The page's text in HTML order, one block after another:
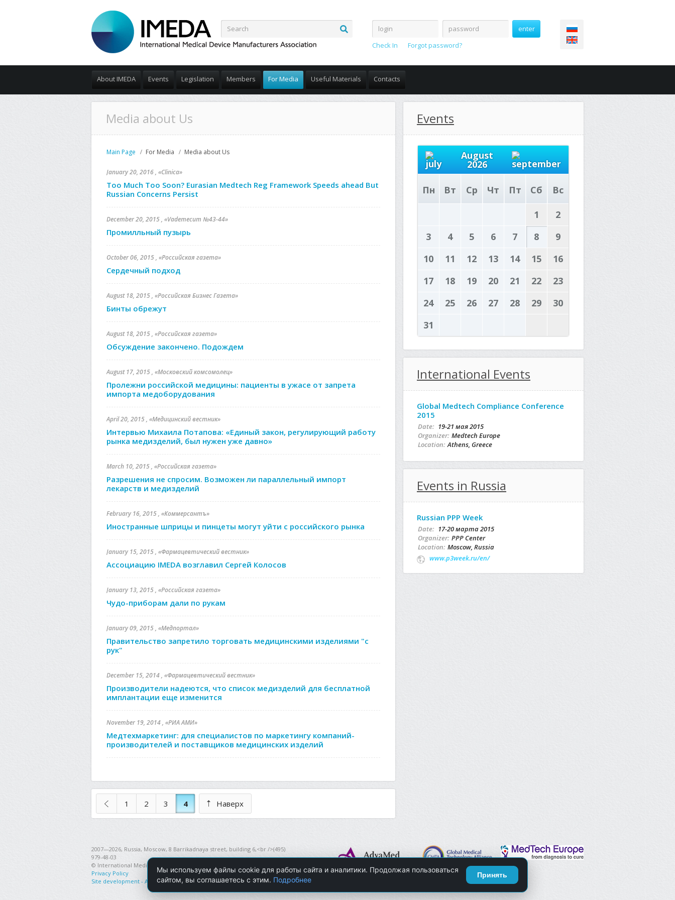
Check In Forgot password?
About IMEDA Events Legislation Members For Media Useful Materials Contacts
Media about Us
Main Page For Media Media about Us
January 20, 2016 , «Clinica»
Too Much Too Soon? Eurasian Medtech Reg Framework Speeds ahead But
Russian Concerns Persist
December 20, 2015 , «Vademecum №43-44»
Промилльный пузырь
October 06, 2015 , «Российская газета»
Сердечный подход
August 18, 2015 , «Российская Бизнес Газета»
Бинты обрежут
August 18, 2015 , «Российская газета»
Обсуждение закончено. Подождем
August 17, 2015 , «Московский комсомолец»
Пролежни российской медицины: пациенты в ужасе от запрета
импорта медоборудования
April 20, 2015 , «Медицинский вестник»
Интервью Михаила Потапова: «Единый закон, регулирующий работу
рынка медизделий, был нужен уже давно»
March 10, 2015 , «Российская газета»
Разрешения не спросим. Возможен ли параллельный импорт
лекарств и медизделий
February 16, 2015 , «Коммерсантъ»
Иностранные шприцы и пинцеты могут уйти с российского рынка
January 15, 2015 , «Фармацевтический вестник»
Ассоциацию IMEDA возглавил Сергей Колосов
January 13, 2015 , «Российская газета»
Чудо-приборам дали по рукам
January 09, 2015 , «Медпортал»
Правительство запретило торговать медицинскими изделиями "с
рук"
December 15, 2014 , «Фармацевтический вестник»
Производители надеются, что список медизделий для бесплатной
имплантации еще изменится
November 19, 2014 , «РИА АМИ»
Медтехмаркетинг: для специалистов по маркетингу компаний-
производителей и поставщиков медицинских изделий
1 2 3 4 Наверх
Events
August
2026
Пн Вт Ср Чт Пт Сб Вс
1
2
3
4 5 6 7 8
9
10
11 12 13 14 15
16
17
18 19 20 21 22
23
24
25 26 27 28 29
30
31
International Events
Global Medtech Compliance Conference
2015
Date: 19-21 мая 2015
Organizer: Medtech Europe
Location: Athens, Greece
Events in Russia
Russian PPP Week
Date: 17-20 марта 2015
Organizer: PPP Center
Location: Moscow, Russia
www.p3week.ru/en/
2007—2026, Russia, Moscow, 8 Barrikadnaya street, building 6,<br />(495)
979-48-03
© International Medical Device Manufacturers Association
Privacy Policy
Site development - Accent-Don
Мы используем файлы cookie для работы сайта и аналитики. Продолжая пользоваться
сайтом, вы соглашаетесь с этим. Подробнее
Принять